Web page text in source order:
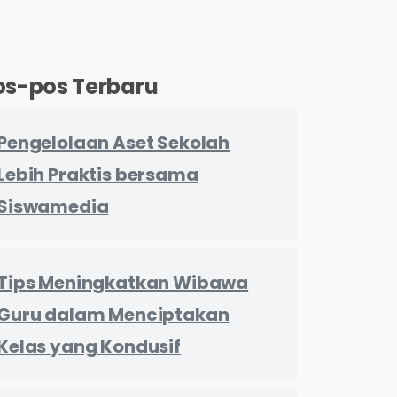
pos Terbaru
Aset Sekolah
Praktis bersama
Meningkatkan Wibawa
dalam Menciptakan
yang Kondusif